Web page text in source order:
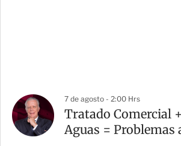
7 de agosto - 2:00 Hrs
Tratado Comercial
Aguas = Problemas